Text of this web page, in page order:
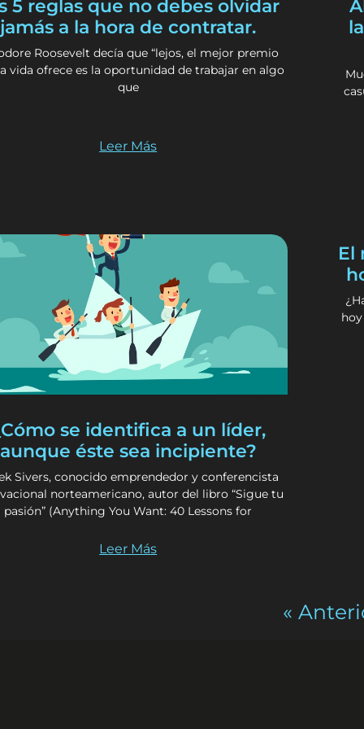
5 reglas que no debes olvidar
jamás a la hora de contratar.
Roosevelt decía que “lejos, el mejor premio
vida ofrece es la oportunidad de trabajar en algo
que
Leer Más
se identifica a un líder,
aunque éste sea incipiente?
Sivers, conocido emprendedor y conferencista
norteamericano, autor del libro “Sigue tu
pasión” (Anything You Want: 40 Lessons for
Leer Más
El
«